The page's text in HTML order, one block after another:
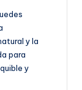
y la
para
y